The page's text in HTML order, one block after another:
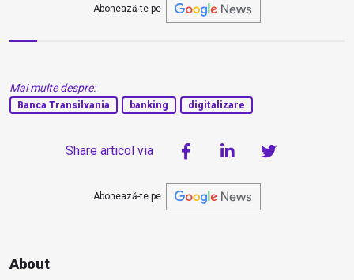
Abonează-te pe
Mai multe despre:
Banca Transilvania banking digitalizare
Share articol via
Abonează-te pe
About